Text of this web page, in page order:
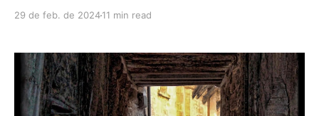
nuevo arco. La sesión
29 de feb. de 202411 min read